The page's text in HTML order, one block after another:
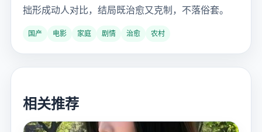
拙形成动人对比，结局既治愈又克制，不落俗套。
国产 电影 家庭 剧情 治愈 农村
相关推荐